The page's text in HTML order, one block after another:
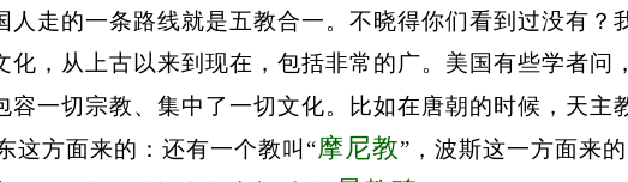
人走的一条路线就是五教合一。不晓得你们看到过没有？
化，从上古以来到现在，包括非常的广。美国有些学者问
容一切宗教、集中了一切文化。比如在唐朝的时候，天主
这方面来的：还有一个教叫“摩尼教”，波斯这一方面来